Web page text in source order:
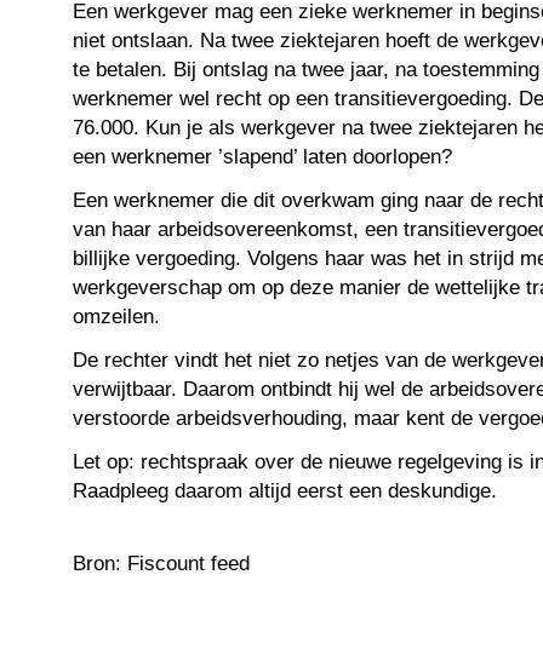
Een werkgever mag een zieke werknemer in
niet ontslaan. Na twee ziektejaren hoeft de
te betalen. Bij ontslag na twee jaar, na
werknemer wel recht op een transitievergoeding.
76.000. Kun je als werkgever na twee ziektejaren
een werknemer ’slapend’ laten doorlopen?
Een werknemer die dit overkwam ging naar de
van haar arbeidsovereenkomst, een
billijke vergoeding. Volgens haar was het in strijd
werkgeverschap om op deze manier de wettelijke
omzeilen.
De rechter vindt het niet zo netjes van de
verwijtbaar. Daarom ontbindt hij wel de
verstoorde arbeidsverhouding, maar kent de
Let op: rechtspraak over de nieuwe regelgeving is
Raadpleeg daarom altijd eerst een deskundige.
Bron: Fiscount feed